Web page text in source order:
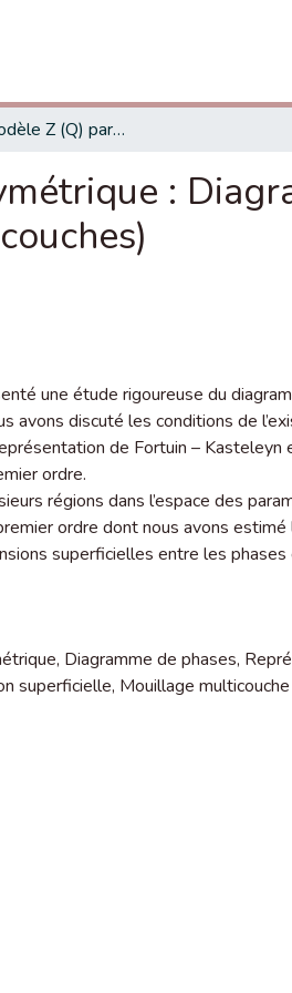
Etude du modèle Z (Q) partiellement symétrique : Diagramme de phases, tensions superficielles, mouillage multicouches)
:
une étude rigoureuse du
avons discuté les conditions de
de Fortuin – Kasteleyn
ordre.
régions dans l’espace des
ordre dont nous avons
superficielles entre les
, Diagramme de phases,
superficielle, Mouillage multicouche